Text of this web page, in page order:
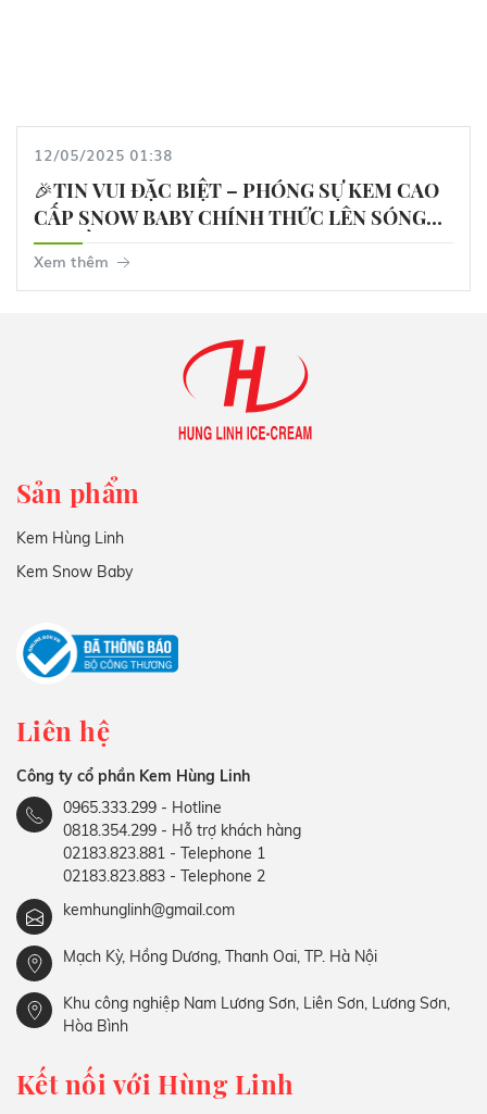
12/05/2025 01:38
🎉TIN VUI ĐẶC BIỆT – PHÓNG SỰ KEM CAO
CẤP SNOW BABY CHÍNH THỨC LÊN SÓNG
TRUYỀN HÌNH🎉
Xem thêm
Sản phẩm
Kem Hùng Linh
Kem Snow Baby
Liên hệ
Công ty cổ phần Kem Hùng Linh
0965.333.299 - Hotline
0818.354.299 - Hỗ trợ khách hàng
02183.823.881 - Telephone 1
02183.823.883 - Telephone 2
kemhunglinh@gmail.com
Mạch Kỳ, Hồng Dương, Thanh Oai, TP. Hà Nội
Khu công nghiệp Nam Lương Sơn, Liên Sơn, Lương Sơn,
Hòa Bình
Kết nối với Hùng Linh